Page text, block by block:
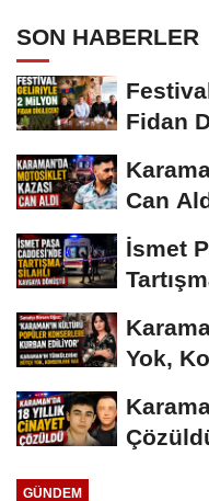
SON HABERLER
Fidan
Can
İsmet
Yok,
GÜNDEM